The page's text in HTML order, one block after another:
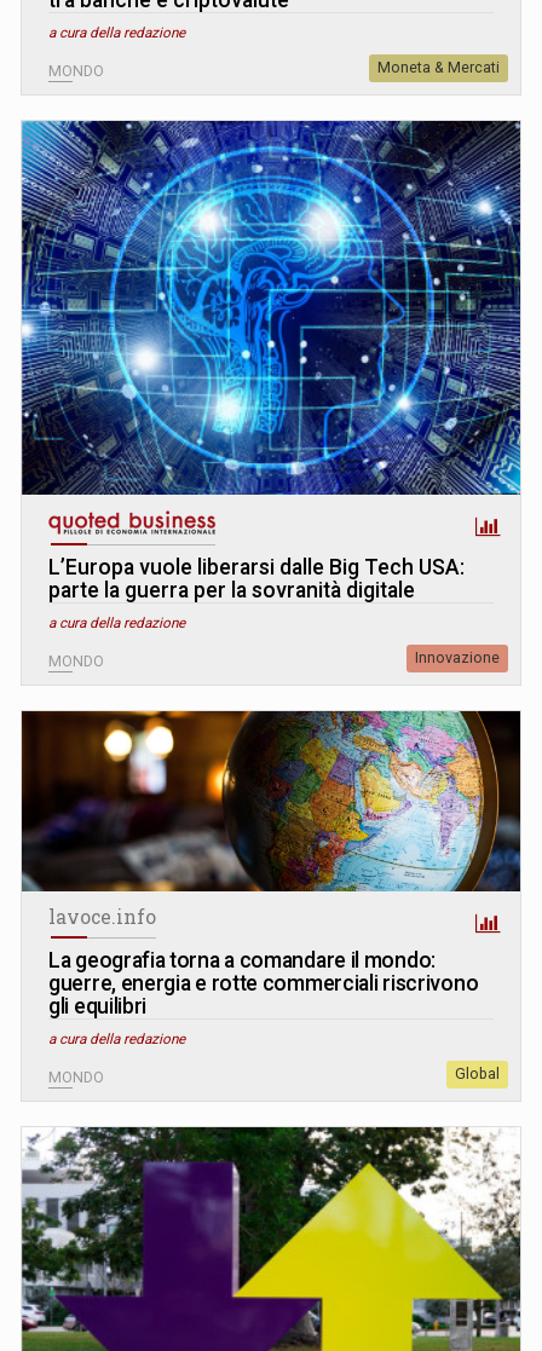
a cura della redazione
MONDO Moneta & Mercati
L’Europa vuole liberarsi dalle Big Tech USA:
parte la guerra per la sovranità digitale
a cura della redazione
MONDO Innovazione
lavoce.info
La geografia torna a comandare il mondo:
guerre, energia e rotte commerciali riscrivono
gli equilibri
a cura della redazione
MONDO Global